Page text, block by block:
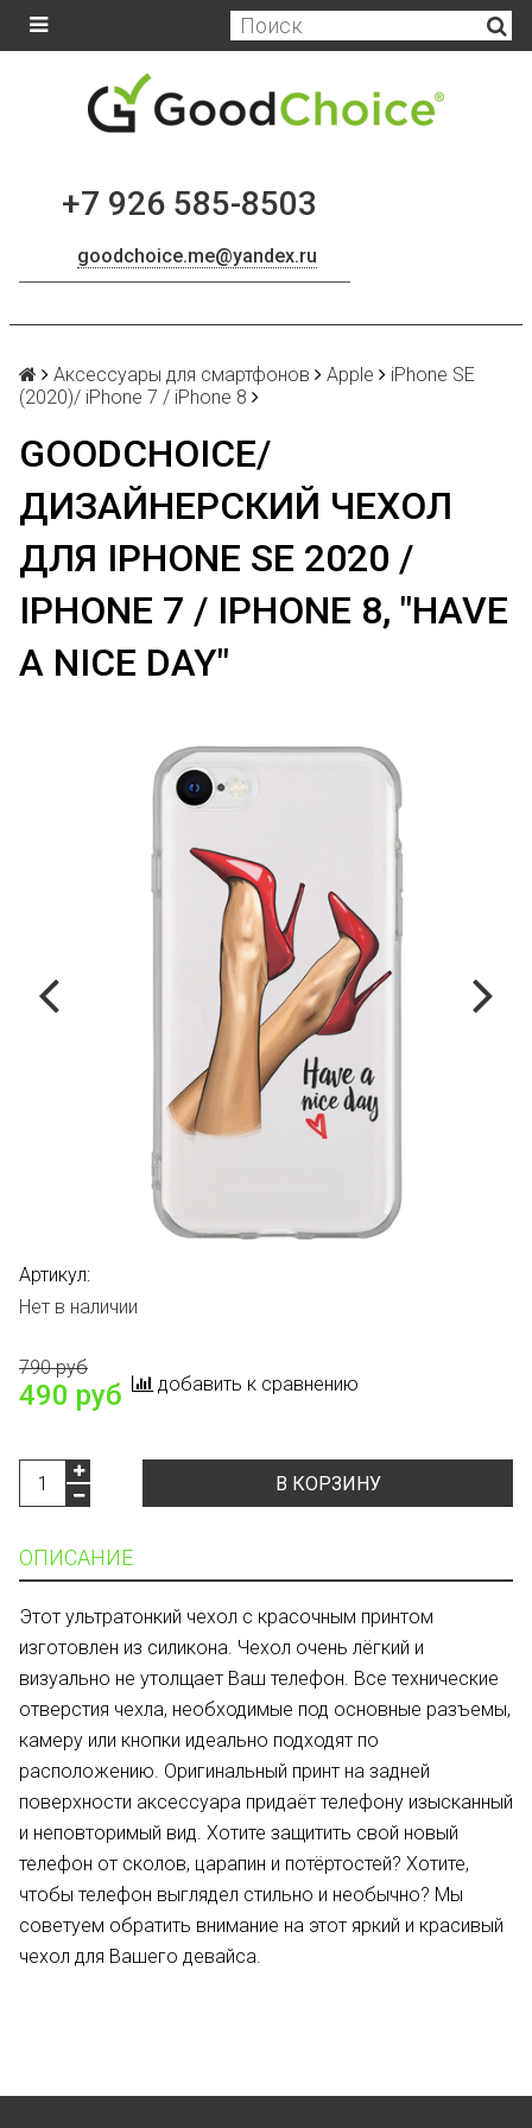
+7 926 585-8503
goodchoice.me@yandex.ru
Аксессуары для смартфонов Apple
iPhone SE
(2020)/ iPhone 7 / iPhone 8
GOODCHOICE/
ДИЗАЙНЕРСКИЙ ЧЕХОЛ
ДЛЯ IPHONE SE 2020 /
IPHONE 7 / IPHONE 8, "HAVE
A NICE DAY"
Артикул:
Нет в наличии
790 руб
490 руб добавить к сравнению
В КОРЗИНУ
ОПИСАНИЕ
Этот ультратонкий чехол с красочным принтом
изготовлен из силикона. Чехол очень лёгкий и
визуально не утолщает Ваш телефон. Все технические
отверстия чехла, необходимые под основные разъемы,
камеру или кнопки идеально подходят по
расположению. Оригинальный принт на задней
поверхности аксессуара придаёт телефону изысканный
и неповторимый вид. Хотите защитить свой новый
телефон от сколов, царапин и потёртостей? Хотите,
чтобы телефон выглядел стильно и необычно? Мы
советуем обратить внимание на этот яркий и красивый
чехол для Вашего девайса.